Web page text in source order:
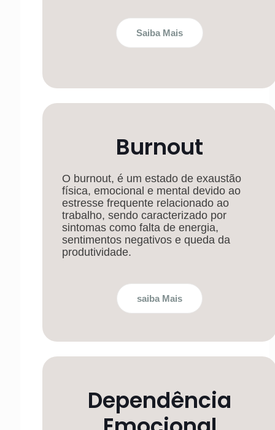
Saiba Mais
Burnout
O burnout, é um estado de exaustão
física, emocional e mental devido ao
estresse frequente relacionado ao
trabalho, sendo caracterizado por
sintomas como falta de energia,
sentimentos negativos e queda da
produtividade.
saiba Mais
Dependência